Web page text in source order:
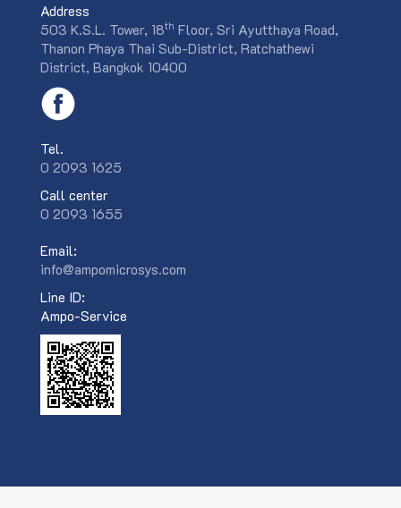
Address
503 K.S.L. Tower, 18th Floor, Sri Ayutthaya Road,
Thanon Phaya Thai Sub-District, Ratchathewi
District, Bangkok 10400
Tel.
0 2093 1625
Call center
0 2093 1655
Email:
info@ampomicrosys.com
Line ID:
Ampo-Service